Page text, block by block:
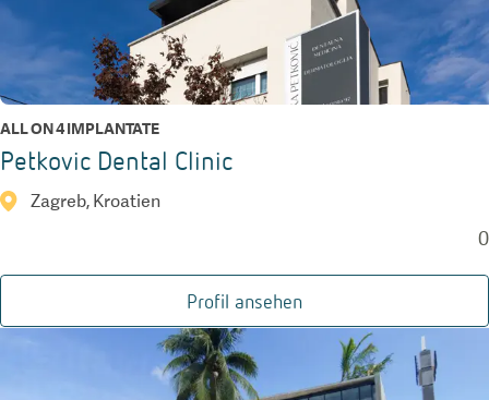
ALL ON 4 IMPLANTATE
Petkovic Dental Clinic
Zagreb, Kroatien
0
Profil ansehen